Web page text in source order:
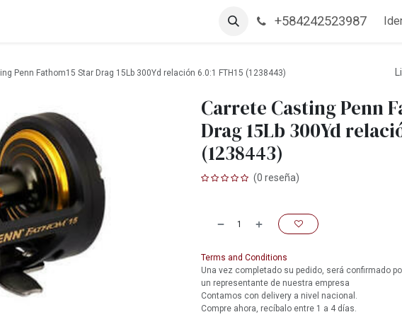
Empleos +584242523987
Penn Fathom15 Star Drag 15Lb 300Yd relación 6.0:1 FTH15 (1238443)
Carrete Casting Penn
Drag 15Lb 300Yd
(1238443)
(0 reseña)
Terms and Conditions
Una vez completado su pedido, será confirmado
un representante de nuestra empresa
Contamos con delivery a nivel nacional.
Compre ahora, recíbalo entre 1 a 4 días.